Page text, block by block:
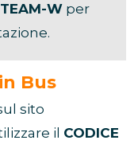
W per
Bus
sito
il CODICE